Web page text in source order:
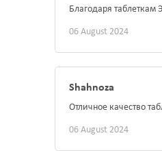
Благодаря таблеткам
06 August 2024
Shahnoza
Отличное качество
06 August 2024